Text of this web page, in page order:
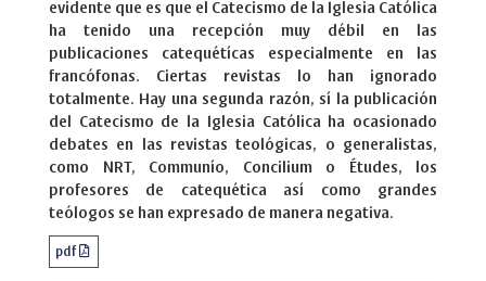
evidente que es que el Catecismo de la Iglesia Católica
ha tenido una recepción muy débil en las
publicaciones catequétícas especialmente en las
francófonas. Ciertas revistas lo han ignorado
totalmente. Hay una segunda razón, sí la publicación
del Catecismo de la Iglesia Católica ha ocasionado
debates en las revistas teológicas, o generalistas,
como NRT, Communío, Concilium o Études, los
profesores de catequética así como grandes
teólogos se han expresado de manera negativa.
pdf